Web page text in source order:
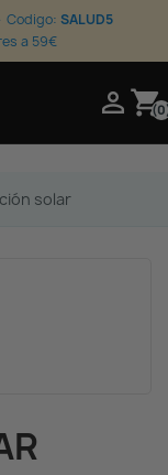
Codigo: SALUD5
a 59€
 shopping_cart
solar